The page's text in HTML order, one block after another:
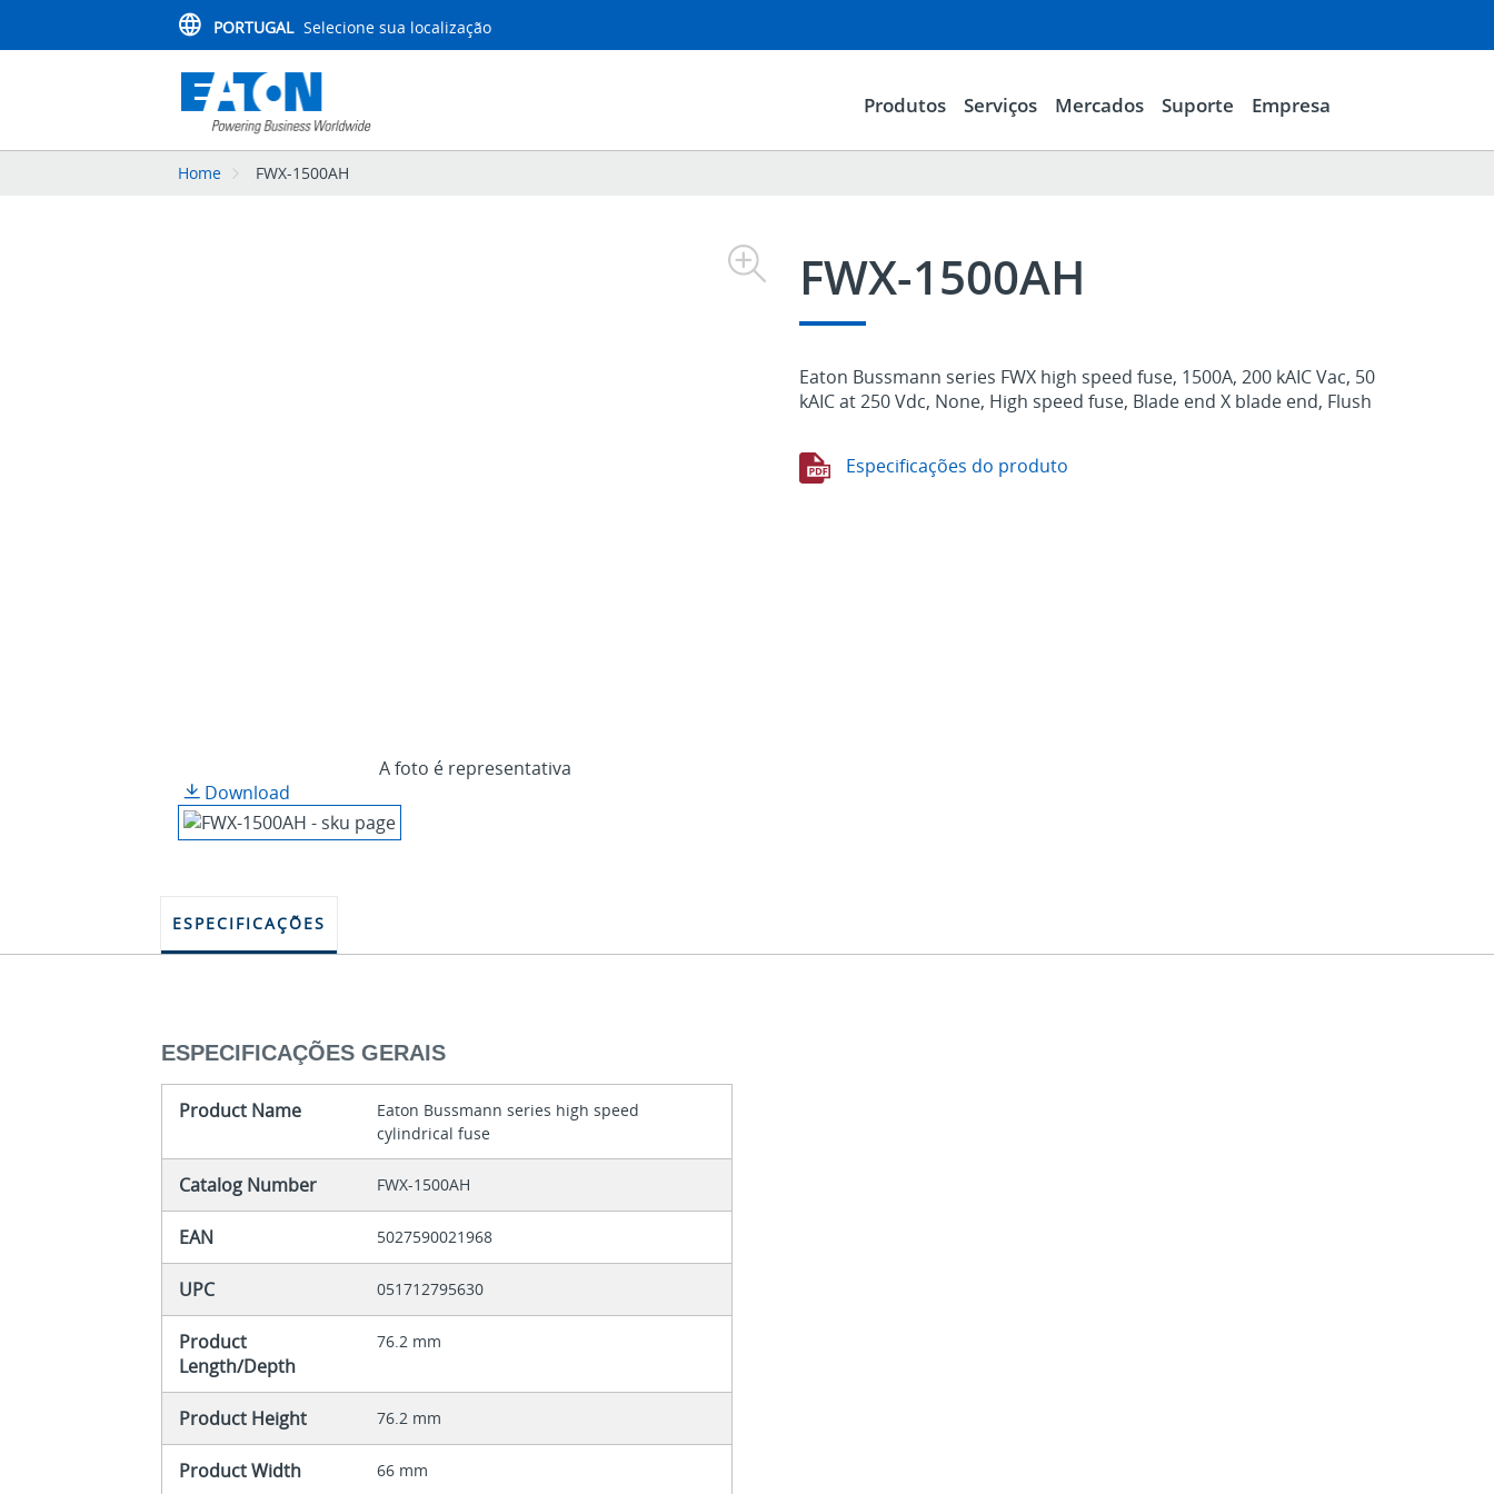
PORTUGAL Selecione sua localização
Produtos Serviços Mercados Suporte Empresa
Home FWX-1500AH
A foto é representativa
Download
FWX-1500AH
Eaton Bussmann series FWX high speed fuse, 1500A, 200 kAIC Vac, 50
kAIC at 250 Vdc, None, High speed fuse, Blade end X blade end, Flush
Especificações do produto
ESPECIFICAÇÕES
ESPECIFICAÇÕES GERAIS
Product Name
Eaton Bussmann series high speed
cylindrical fuse
Catalog Number FWX-1500AH
EAN 5027590021968
UPC 051712795630
Product
Length/Depth
76.2 mm
Product Height 76.2 mm
Product Width 66 mm